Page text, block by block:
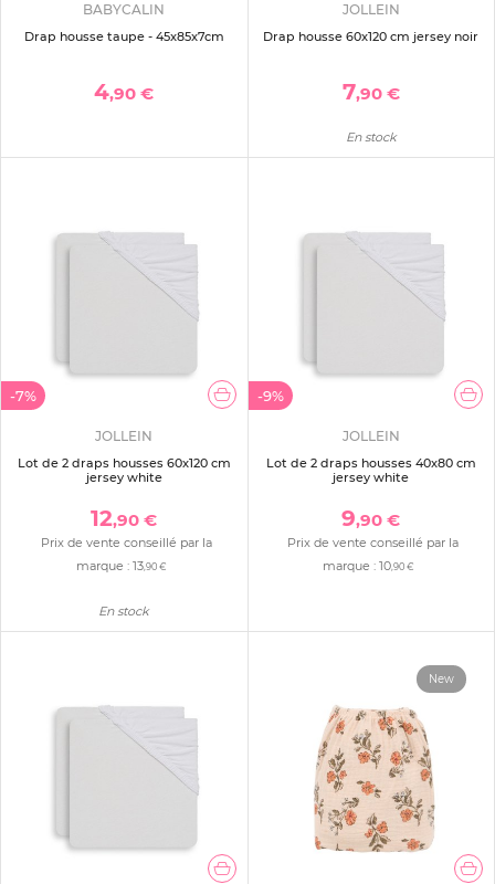
BABYCALIN
Drap housse taupe - 45x85x7cm
4,90 €
JOLLEIN
Drap housse 60x120 cm jersey noir
7,90 €
En stock
-7%
JOLLEIN
Lot de 2 draps housses 60x120 cm
jersey white
12,90 €
Prix de vente conseillé par la
marque :13,90 €
En stock
-9%
JOLLEIN
Lot de 2 draps housses 40x80 cm
jersey white
9,90 €
Prix de vente conseillé par la
marque :10,90 €
New